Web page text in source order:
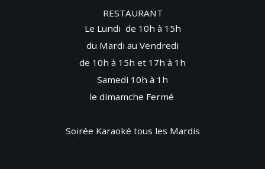
RESTAURANT
Le Lundi de 10h à 15h
du Mardi au Vendredi
de 10h à 15h et 17h à 1h
Samedi 10h à 1h
le dimamche Fermé
Soirée Karaoké tous les Mardis